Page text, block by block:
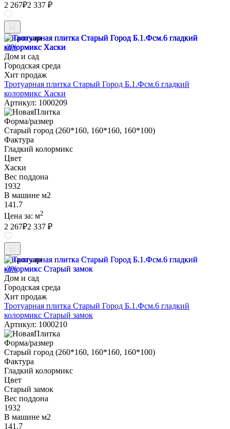
2 267₽2 337 ₽
В наличии
-3%
Дом и сад
Городская среда
Хит продаж
Тротуарная плитка Старый Город Б.1.Фсм.6 гладкий
колормикс Хаски
Артикул: 1000209
Форма/размер
Старый город (260*160, 160*160, 160*100)
Фактура
Гладкий колормикс
Цвет
Хаски
Вес поддона
1932
В машине м2
141.7
Цена за: м2
2 267₽2 337 ₽
В наличии
-3%
Дом и сад
Городская среда
Хит продаж
Тротуарная плитка Старый Город Б.1.Фсм.6 гладкий
колормикс Старый замок
Артикул: 1000210
Форма/размер
Старый город (260*160, 160*160, 160*100)
Фактура
Гладкий колормикс
Цвет
Старый замок
Вес поддона
1932
В машине м2
141.7